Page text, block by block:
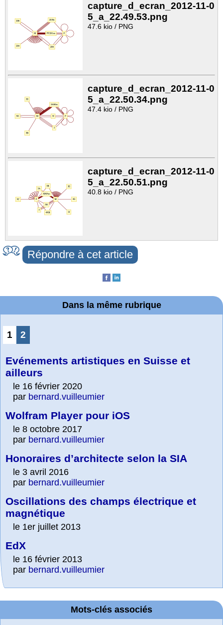
capture_d_ecran_2012-11-0
5_a_22.49.53.png
47.6 kio / PNG
capture_d_ecran_2012-11-0
5_a_22.50.34.png
47.4 kio / PNG
capture_d_ecran_2012-11-0
5_a_22.50.51.png
40.8 kio / PNG
Répondre à cet article
Dans la même rubrique
1 2
Evénements artistiques en Suisse et
ailleurs
le 16 février 2020
par bernard.vuilleumier
Wolfram Player pour iOS
le 8 octobre 2017
par bernard.vuilleumier
Honoraires d’architecte selon la SIA
le 3 avril 2016
par bernard.vuilleumier
Oscillations des champs électrique et
magnétique
le 1er juillet 2013
EdX
le 16 février 2013
par bernard.vuilleumier
Mots-clés associés